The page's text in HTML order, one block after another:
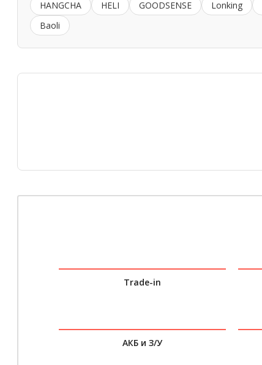
HANGCHA HELI GOODSENSE Lonking
Baoli
Trade-in
АКБ и З/У